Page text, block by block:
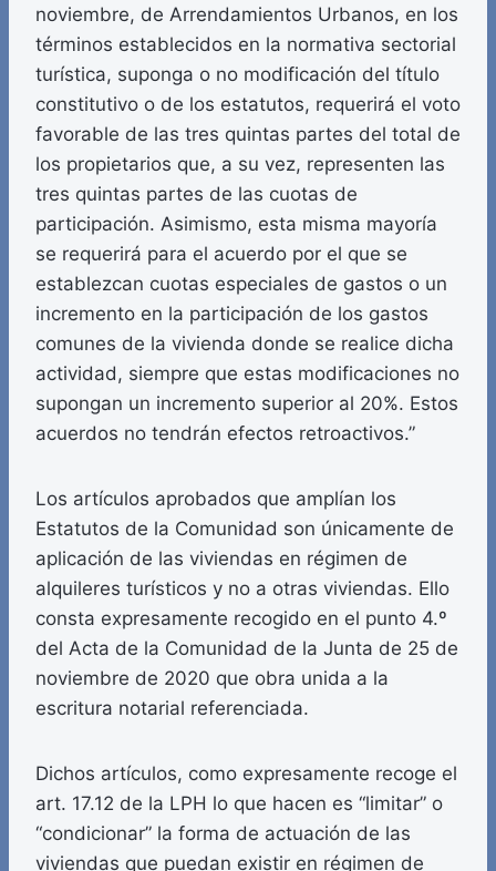
noviembre, de Arrendamientos Urbanos, en los
términos establecidos en la normativa sectorial
turística, suponga o no modificación del título
constitutivo o de los estatutos, requerirá el voto
favorable de las tres quintas partes del total de
los propietarios que, a su vez, representen las
tres quintas partes de las cuotas de
participación. Asimismo, esta misma mayoría
se requerirá para el acuerdo por el que se
establezcan cuotas especiales de gastos o un
incremento en la participación de los gastos
comunes de la vivienda donde se realice dicha
actividad, siempre que estas modificaciones no
supongan un incremento superior al 20%. Estos
acuerdos no tendrán efectos retroactivos.”
Los artículos aprobados que amplían los
Estatutos de la Comunidad son únicamente de
aplicación de las viviendas en régimen de
alquileres turísticos y no a otras viviendas. Ello
consta expresamente recogido en el punto 4.º
del Acta de la Comunidad de la Junta de 25 de
noviembre de 2020 que obra unida a la
escritura notarial referenciada.
Dichos artículos, como expresamente recoge el
art. 17.12 de la LPH lo que hacen es “limitar” o
“condicionar” la forma de actuación de las
viviendas que puedan existir en régimen de